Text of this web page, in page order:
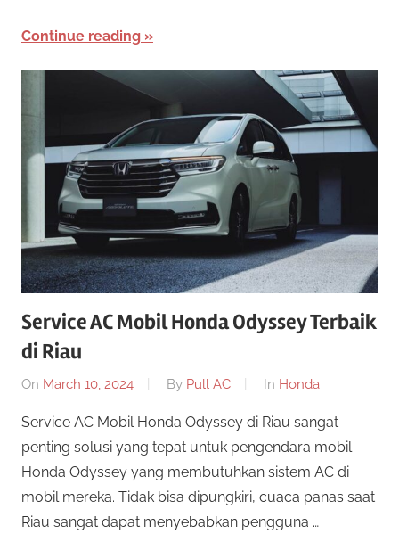
Continue reading
Service AC Mobil Honda Odyssey Terbaik
di Riau
On March 10, 2024 By Pull AC In Honda
Service AC Mobil Honda Odyssey di Riau sangat
penting solusi yang tepat untuk pengendara mobil
Honda Odyssey yang membutuhkan sistem AC di
mobil mereka. Tidak bisa dipungkiri, cuaca panas saat
Riau sangat dapat menyebabkan pengguna …